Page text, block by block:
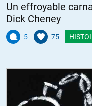
Un effroyable
Dick Cheney
5 75